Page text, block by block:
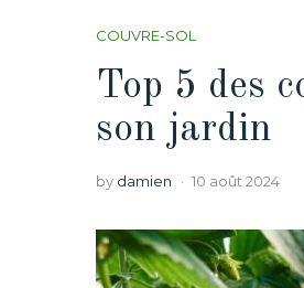
COUVRE-SOL
Top 5 des
son jardin
by damien 10 août 2024